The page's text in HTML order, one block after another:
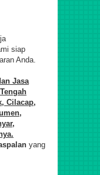
siap
Anda.
Jasa
Cilacap,
yang